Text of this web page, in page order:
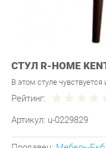
СТУЛ R-HOME
В этом стуле чувствуется
Рейтинг:
Артикул: u-0229829
Продавец: Мебель-Екб
Производитель:
R-home